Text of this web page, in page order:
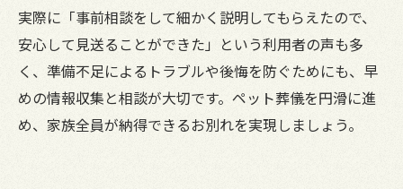
実際に「事前相談をして細かく説明してもらえたので、
安心して見送ることができた」という利用者の声も多
く、準備不足によるトラブルや後悔を防ぐためにも、早
めの情報収集と相談が大切です。ペット葬儀を円滑に進
め、家族全員が納得できるお別れを実現しましょう。